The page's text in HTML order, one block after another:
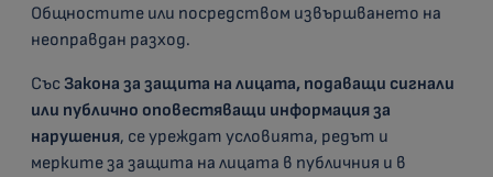
Общностите или посредством извършването на
неоправдан разход.
Със Закона за защита на лицата, подаващи сигнали
или публично оповестяващи информация за
нарушения, се уреждат условията, редът и
мерките за защита на лицата в публичния и в